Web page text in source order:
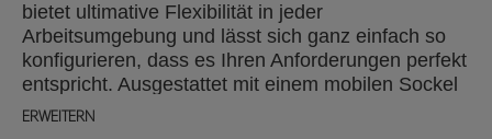
bietet ultimative Flexibilität in jeder
Arbeitsumgebung und lässt sich ganz einfach so
konfigurieren, dass es Ihren Anforderungen perfekt
entspricht. Ausgestattet mit einem mobilen Sockel
und 2 abnehmbaren doppelseitigen magnetischen
ERWEITERN